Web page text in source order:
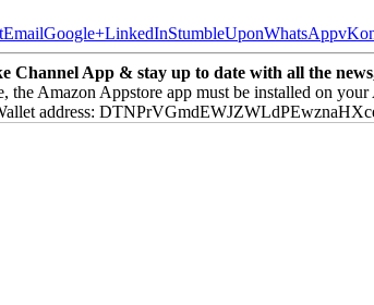
EmailGoogle+LinkedInStumbleUponWhatsApp
Channel App & stay up to date with all the
the Amazon Appstore app must be installed on
address: